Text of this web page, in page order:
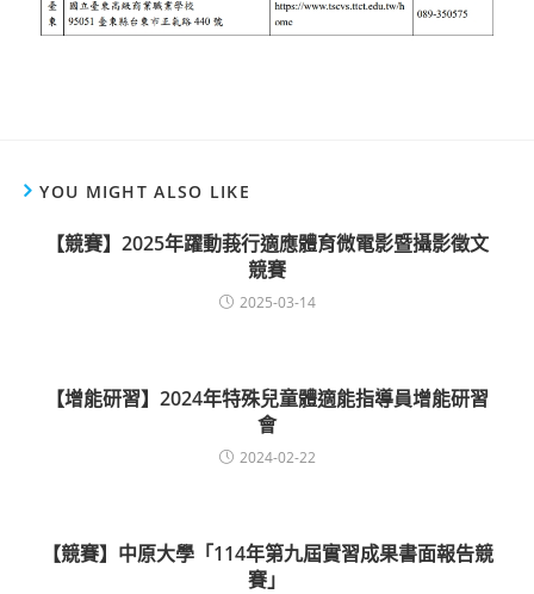
YOU MIGHT ALSO LIKE
【競賽】2025年躍動莪行適應體育微電影暨攝影徵文
競賽
2025-03-14
【增能研習】2024年特殊兒童體適能指導員增能研習
會
2024-02-22
【競賽】中原大學「114年第九屆實習成果書面報告競
賽」